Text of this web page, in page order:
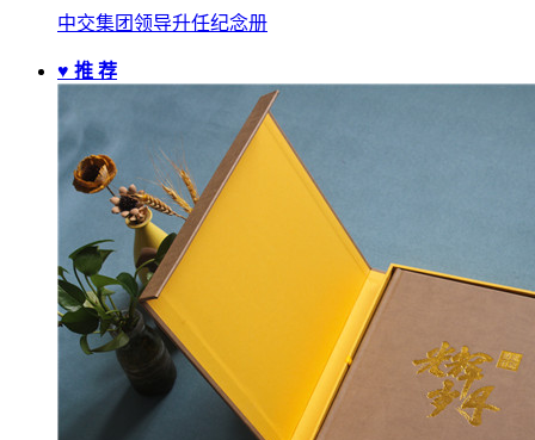
中交集团领导升任纪念册
♥ 推 荐